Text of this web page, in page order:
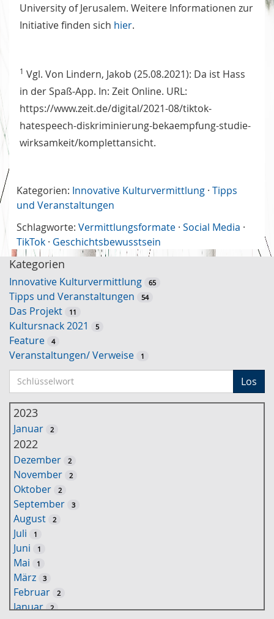
University of Jerusalem. Weitere Informationen zur
Initiative finden sich hier.
1 Vgl. Von Lindern, Jakob (25.08.2021): Da ist Hass
in der Spaß-App. In: Zeit Online. URL:
https://www.zeit.de/digital/2021-08/tiktok-
hatespeech-diskriminierung-bekaempfung-studie-
wirksamkeit/komplettansicht.
Kategorien: Innovative Kulturvermittlung · Tipps
und Veranstaltungen
Schlagworte: Vermittlungsformate · Social Media ·
TikTok · Geschichtsbewusstsein
Kategorien
Innovative Kulturvermittlung 65
Tipps und Veranstaltungen 54
Das Projekt 11
Kultursnack 2021 5
Feature 4
Veranstaltungen/ Verweise 1
c
h
ü
w
o
r
u
c
Los
2023
Januar 2
2022
Dezember 2
November 2
Oktober 2
September 3
August 2
Juli 1
Juni 1
Mai 1
März 3
Februar 2
Januar 2